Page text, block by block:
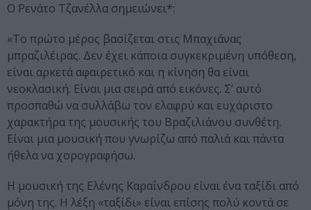
Ο Ρενάτο Τζανέλλα σημειώνει*:
«Το πρώτο μέρος βασίζεται στις Μπαχιάνας
μπραζιλέιρας. Δεν έχει κάποια συγκεκριμένη υπόθεση,
είναι αρκετά αφαιρετικό και η κίνηση θα είναι
νεοκλασική. Είναι μια σειρά από εικόνες. Σ’ αυτό
προσπαθώ να συλλάβω τον ελαφρύ και ευχάριστο
χαρακτήρα της μουσικής του Βραζιλιάνου συνθέτη.
Είναι μια μουσική που γνωρίζω από παλιά και πάντα
ήθελα να χορογραφήσω.
Η μουσική της Ελένης Καραΐνδρου είναι ένα ταξίδι από
μόνη της. Η λέξη «ταξίδι» είναι επίσης πολύ κοντά σε